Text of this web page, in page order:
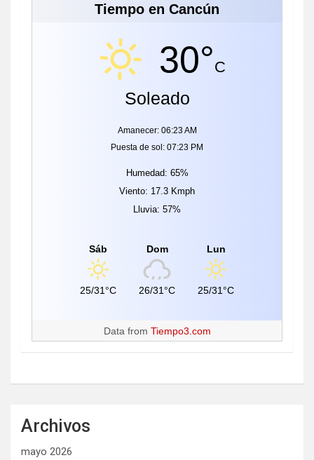
Tiempo en Cancún
30°C
Soleado
Amanecer: 06:23 AM
Puesta de sol: 07:23 PM
Humedad: 65%
Viento: 17.3 Kmph
Lluvia: 57%
Sáb
25/31°C
Dom
26/31°C
Lun
25/31°C
Data from Tiempo3.com
Archivos
mayo 2026